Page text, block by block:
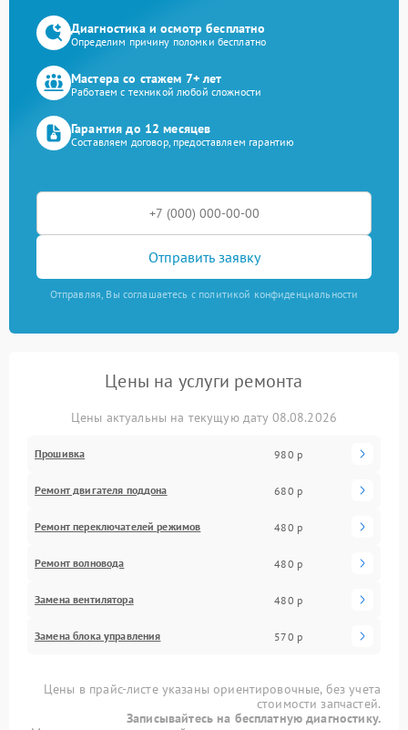
Диагностика и осмотр бесплатно
Определим причину поломки бесплатно
Мастера со стажем 7+ лет
Работаем с техникой любой сложности
Гарантия до 12 месяцев
Составляем договор, предоставляем гарантию
Отправить заявку
Отправляя, Вы соглашаетесь с политикой конфиденциальности
Цены на услуги ремонта
Цены актуальны на текущую дату 08.08.2026
Прошивка 980 р
Ремонт двигателя поддона 680 р
Ремонт переключателей режимов 480 р
Ремонт волновода 480 р
Замена вентилятора 480 р
Замена блока управления 570 р
Цены в прайс-листе указаны ориентировочные, без учета
стоимости запчастей.
Записывайтесь на бесплатную диагностику.